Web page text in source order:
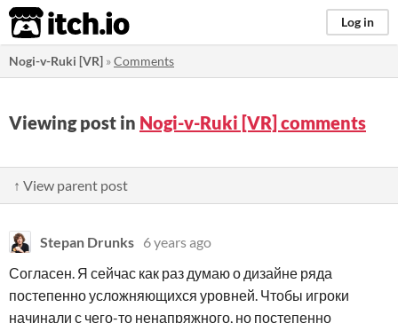
itch.io Log in
Nogi-v-Ruki [VR] »Comments
Viewing post in Nogi-v-Ruki [VR] comments
↑ View parent post
Stepan Drunks 6 years ago
Согласен. Я сейчас как раз думаю о дизайне ряда
постепенно усложняющихся уровней. Чтобы игроки
начинали с чего-то ненапряжного, но постепенно